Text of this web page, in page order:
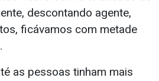
descontando agente,
ficávamos com metade
as pessoas tinham mais